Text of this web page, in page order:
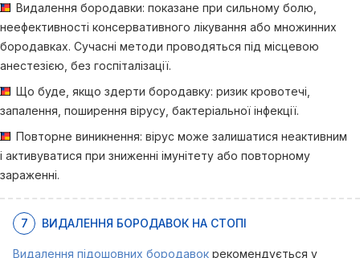
Видалення бородавки: показане при сильному болю,
неефективності консервативного лікування або множинних
бородавках. Сучасні методи проводяться під місцевою
анестезією, без госпіталізації.
Що буде, якщо здерти бородавку: ризик кровотечі,
запалення, поширення вірусу, бактеріальної інфекції.
Повторне виникнення: вірус може залишатися неактивним
і активуватися при зниженні імунітету або повторному
зараженні.
7 ВИДАЛЕННЯ БОРОДАВОК НА СТОПІ
Видалення підошовних бородавок рекомендується у